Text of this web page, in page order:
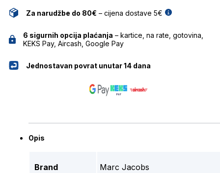
Za narudžbe do 80€ – cijena dostave 5€
6 sigurnih opcija plaćanja – kartice, na rate, gotovina,
KEKS Pay, Aircash, Google Pay
Jednostavan povrat unutar 14 dana
Opis
Brand Marc Jacobs